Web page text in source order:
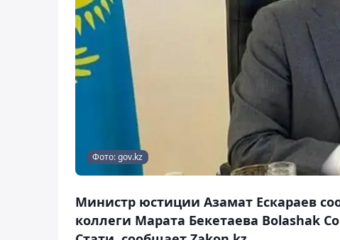
Фото: gov.kz
Министр юстиции Азамат Ескараев
коллеги Марата Бекетаева Bolashak